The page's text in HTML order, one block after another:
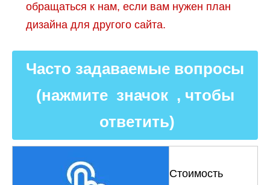
обращаться к нам, если вам нужен план
дизайна для другого сайта.
Часто задаваемые вопросы
(нажмите значок , чтобы
ответить)
Стоимость